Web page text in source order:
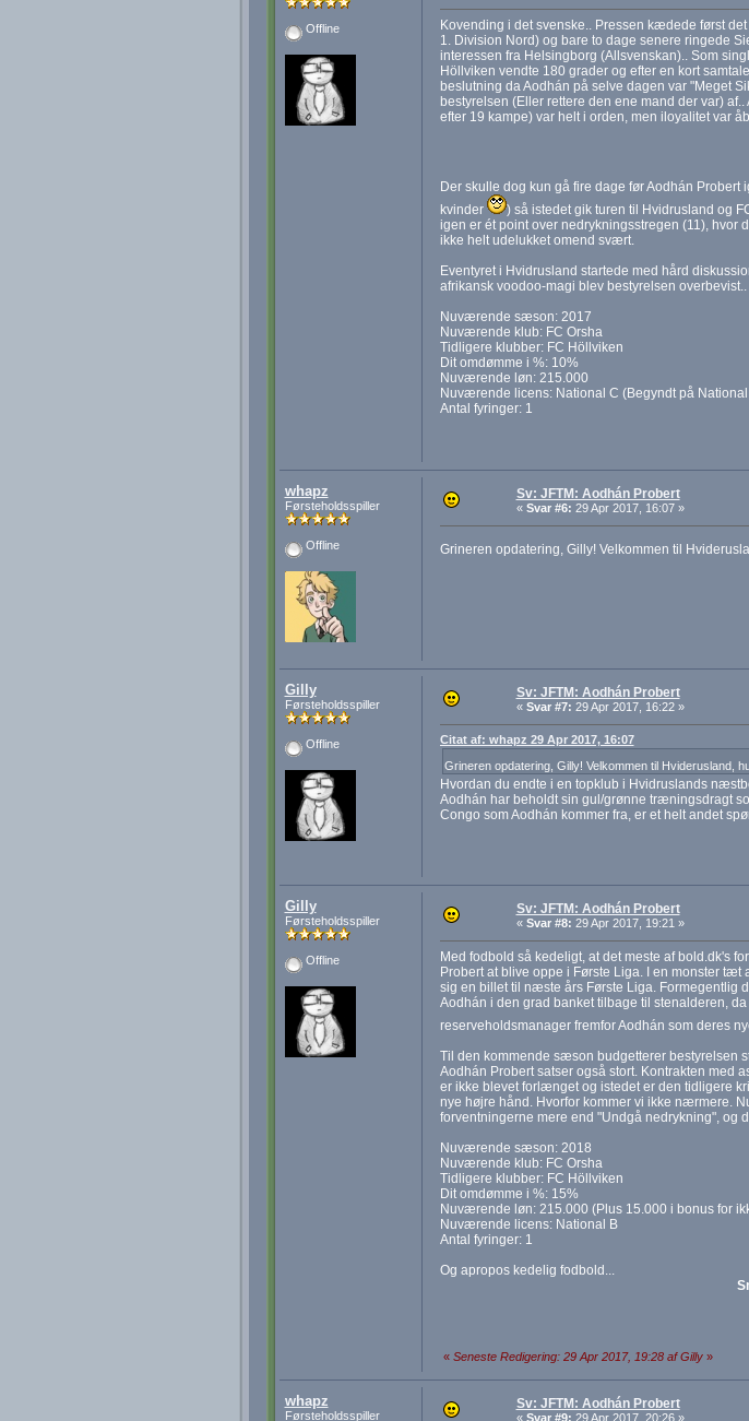
Offline
Kovending i det svenske.. Pressen kædede først
1. Division Nord) og bare to dage senere ringede
interessen fra Helsingborg (Allsvenskan).. Som
Höllviken vendte 180 grader og efter en kort
beslutning da Aodhán på selve dagen var "Meget
bestyrelsen (Eller rettere den ene mand der var)
efter 19 kampe) var helt i orden, men iloyalitet var
Der skulle dog kun gå fire dage før Aodhán
kvinder
) så istedet gik turen til Hvidrusland og
igen er ét point over nedrykningsstregen (11), hvor
ikke helt udelukket omend svært.
Eventyret i Hvidrusland startede med hård
afrikansk voodoo-magi blev bestyrelsen
Nuværende sæson: 2017
Nuværende klub: FC Orsha
Tidligere klubber: FC Höllviken
Dit omdømme i %: 10%
Nuværende løn: 215.000
Nuværende licens: National C (Begyndt på National
Antal fyringer: 1
whapz
Førsteholdsspiller
Offline
Sv: JFTM: Aodhán Probert
« Svar #6: 29 Apr 2017, 16:07 »
Grineren opdatering, Gilly! Velkommen til
Gilly
Førsteholdsspiller
Offline
Sv: JFTM: Aodhán Probert
« Svar #7: 29 Apr 2017, 16:22 »
Citat af: whapz 29 Apr 2017, 16:07
Grineren opdatering, Gilly! Velkommen til Hviderusland,
Hvordan du endte i en topklub i Hvidruslands
Aodhán har beholdt sin gul/grønne træningsdragt
Congo som Aodhán kommer fra, er et helt andet
Gilly
Førsteholdsspiller
Offline
Sv: JFTM: Aodhán Probert
« Svar #8: 29 Apr 2017, 19:21 »
Med fodbold så kedeligt, at det meste af bold.dk's
Probert at blive oppe i Første Liga. I en monster tæt
sig en billet til næste års Første Liga. Formegentlig
Aodhán i den grad banket tilbage til stenalderen,
reserveholdsmanager fremfor Aodhán som deres
Til den kommende sæson budgetterer bestyrelsen
Aodhán Probert satser også stort. Kontrakten med
er ikke blevet forlænget og istedet er den tidligere
nye højre hånd. Hvorfor kommer vi ikke nærmere.
forventningerne mere end "Undgå nedrykning", og
Nuværende sæson: 2018
Nuværende klub: FC Orsha
Tidligere klubber: FC Höllviken
Dit omdømme i %: 15%
Nuværende løn: 215.000 (Plus 15.000 i bonus for
Nuværende licens: National B
Antal fyringer: 1
Og apropos kedelig fodbold...
« Seneste Redigering: 29 Apr 2017, 19:28 af Gilly»
whapz
Førsteholdsspiller
Sv: JFTM: Aodhán Probert
« Svar #9: 29 Apr 2017, 20:26 »